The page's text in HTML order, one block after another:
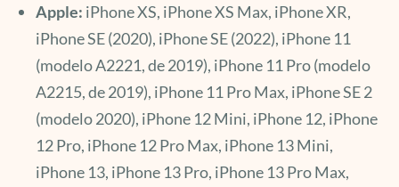
Apple: iPhone XS, iPhone XS Max, iPhone XR,
iPhone SE (2020), iPhone SE (2022), iPhone 11
(modelo A2221, de 2019), iPhone 11 Pro (modelo
A2215, de 2019), iPhone 11 Pro Max, iPhone SE 2
(modelo 2020), iPhone 12 Mini, iPhone 12, iPhone
12 Pro, iPhone 12 Pro Max, iPhone 13 Mini,
iPhone 13, iPhone 13 Pro, iPhone 13 Pro Max,